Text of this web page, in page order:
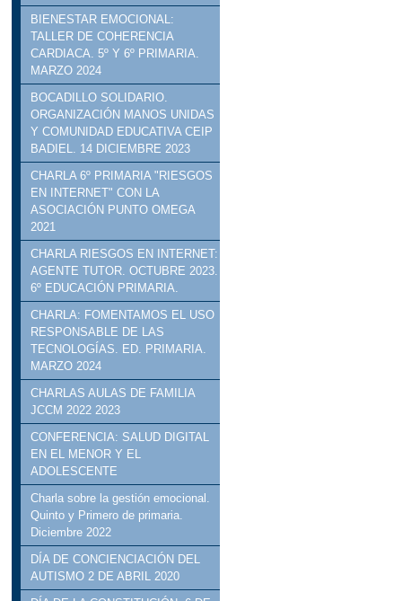
BIENESTAR EMOCIONAL:
TALLER DE COHERENCIA
CARDIACA. 5º Y 6º PRIMARIA.
MARZO 2024
BOCADILLO SOLIDARIO.
ORGANIZACIÓN MANOS UNIDAS
Y COMUNIDAD EDUCATIVA CEIP
BADIEL. 14 DICIEMBRE 2023
CHARLA 6º PRIMARIA "RIESGOS
EN INTERNET" CON LA
ASOCIACIÓN PUNTO OMEGA
2021
CHARLA RIESGOS EN INTERNET:
AGENTE TUTOR. OCTUBRE 2023.
6º EDUCACIÓN PRIMARIA.
CHARLA: FOMENTAMOS EL USO
RESPONSABLE DE LAS
TECNOLOGÍAS. ED. PRIMARIA.
MARZO 2024
CHARLAS AULAS DE FAMILIA
JCCM 2022 2023
CONFERENCIA: SALUD DIGITAL
EN EL MENOR Y EL
ADOLESCENTE
Charla sobre la gestión emocional.
Quinto y Primero de primaria.
Diciembre 2022
DÍA DE CONCIENCIACIÓN DEL
AUTISMO 2 DE ABRIL 2020